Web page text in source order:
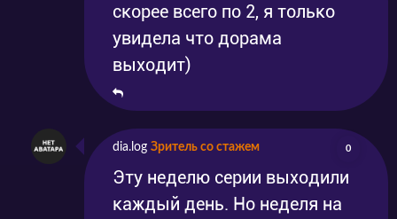
скорее всего по 2, я только
увидела что дорама
выходит)
dia.log Зритель со стажем 0
Эту неделю серии выходили
каждый день. Но неделя на